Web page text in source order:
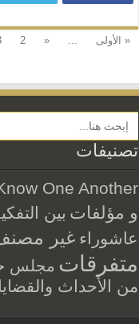
« الأولى ...
«
2
Search Button
تصنيفات
One Another
و مؤلفات بين
عاشوراء غير
متفرقات مجلس
من الأحداث والقضايا